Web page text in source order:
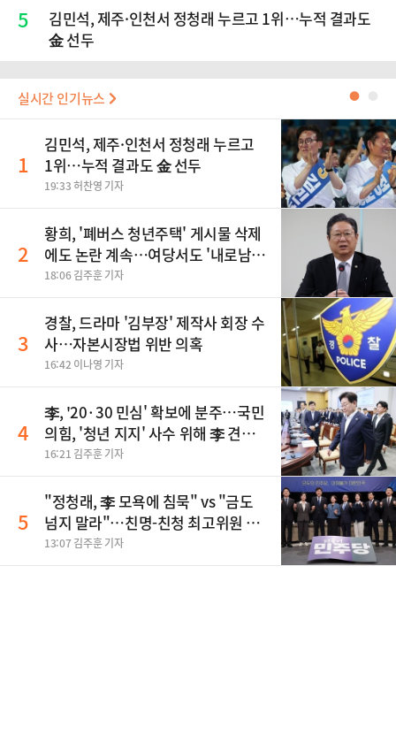
5
김민석, 제주·인천서 정청래 누르고 1위…누적 결과도
金 선두
실시간 인기뉴스 ●
1
김민석, 제주·인천서 정청래 누르고
1위…누적 결과도 金 선두
19:33 허찬영 기자
2
황희, '폐버스 청년주택' 게시물 삭제
에도 논란 계속…여당서도 '내로남
불' 비판
18:06 김주훈 기자
3
경찰, 드라마 '김부장' 제작사 회장 수
사…자본시장법 위반 의혹
16:42 이나영 기자
4
李, '20·30 민심' 확보에 분주…국민
의힘, '청년 지지' 사수 위해 李 견제
사활
16:21 김주훈 기자
5
"정청래, 李 모욕에 침묵" vs "금도
넘지 말라"…친명-친청 최고위원 후
보, 제주서 격돌
13:07 김주훈 기자